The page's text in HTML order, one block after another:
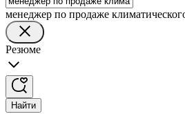
менеджер по продаже
Резюме
Найти